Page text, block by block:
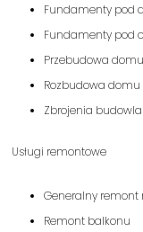
Fundamenty pod
Fundamenty pod
Przebudowa domu
Rozbudowa domu
Zbrojenia
Usługi remontowe
Generalny remont
Remont balkonu